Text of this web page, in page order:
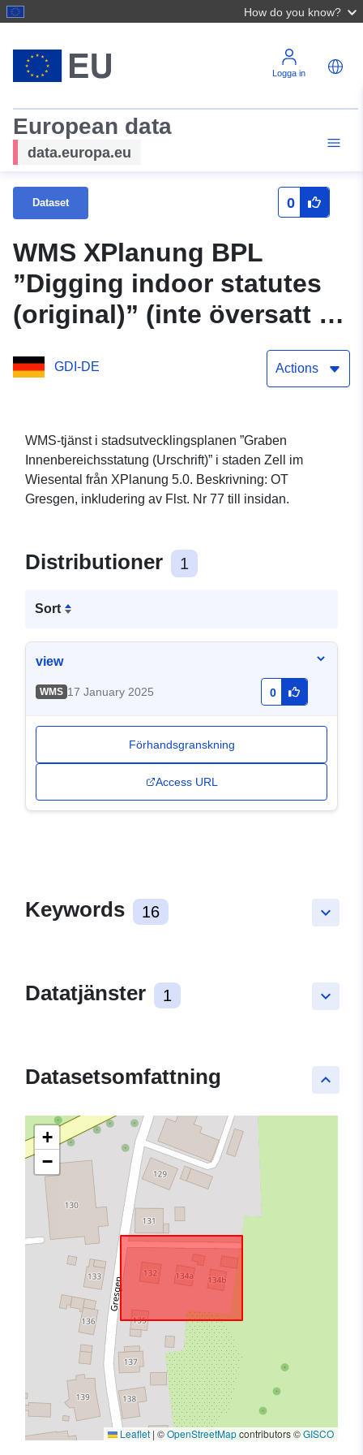
How do you know?
Logga in
European data
data.europa.eu
Dataset 0
WMS XPlanung BPL
”Digging indoor statutes
(original)” (inte översatt till
GDI-DE Actions
WMS-tjänst i stadsutvecklingsplanen ”Graben
Innenbereichsstatung (Urschrift)” i staden Zell im
Wiesental från XPlanung 5.0. Beskrivning: OT
Gresgen, inkludering av Flst. Nr 77 till insidan.
Distributioner 1
Sort
view
WMS 17 January 2025 0
Förhandsgranskning
Access URL
keyboard_arrow_down
Keywords 16
keyboard_arrow_down
Datatjänster 1
keyboard_arrow_up
Datasetsomfattning
+
−
Leaflet | ©OpenStreetMapcontributors ©GISCO